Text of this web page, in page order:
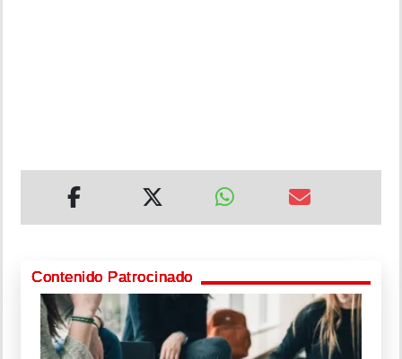
Contenido Patrocinado